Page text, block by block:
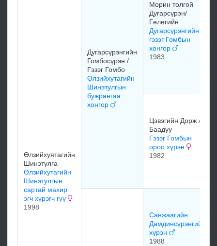
Өлзийхуятагийн
Шинэтулга
Өлзийхутагийн
Шинэтулгын
сартай махир
эгч хүрэгч гүү
1998
Дугарсүрэнгийн
Гомбосүрэн /
Гэзэг Гомбо
Өлзийхутагийн
Шинэтулгын
бужрангаа
хонгор
Морин толгой
Дугарсүрэн/
Гөлөгийн
Дугарсүрэнгийн
гэзэг Гомбын
хонгор
1983
Цэвэгийн Дорж /
Баадуу
Гэзэг Гомбын
ороо хүрэн
1982
Санжаагийн
Дамдинсүрэнгийн
хүрэн
1988